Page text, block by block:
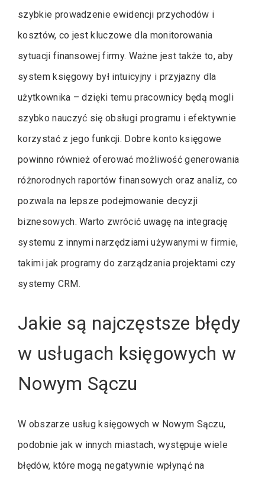
szybkie prowadzenie ewidencji przychodów i
kosztów, co jest kluczowe dla monitorowania
sytuacji finansowej firmy. Ważne jest także to, aby
system księgowy był intuicyjny i przyjazny dla
użytkownika – dzięki temu pracownicy będą mogli
szybko nauczyć się obsługi programu i efektywnie
korzystać z jego funkcji. Dobre konto księgowe
powinno również oferować możliwość generowania
różnorodnych raportów finansowych oraz analiz, co
pozwala na lepsze podejmowanie decyzji
biznesowych. Warto zwrócić uwagę na integrację
systemu z innymi narzędziami używanymi w firmie,
takimi jak programy do zarządzania projektami czy
systemy CRM.
Jakie są najczęstsze błędy
w usługach księgowych w
Nowym Sączu
W obszarze usług księgowych w Nowym Sączu,
podobnie jak w innych miastach, występuje wiele
błędów, które mogą negatywnie wpłynąć na